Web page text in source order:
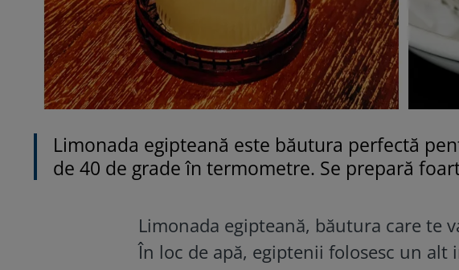
Limonada egipteană este băutura perfectă
de 40 de grade în termometre. Se prepară
Limonada egipteană, băutura care te
În loc de apă, egiptenii folosesc un